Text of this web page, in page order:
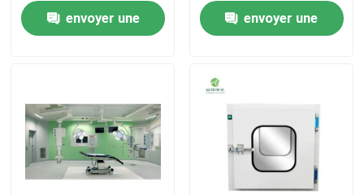
Porte pharmaceutique de pièce propre
douche d'air d'acier inoxydable
Boîte de passage d'acier inoxydable
Unité de filtre de
ventilateur H14 Filtre
envoyer une
propre ignifugent 1.5mm
envoyer une